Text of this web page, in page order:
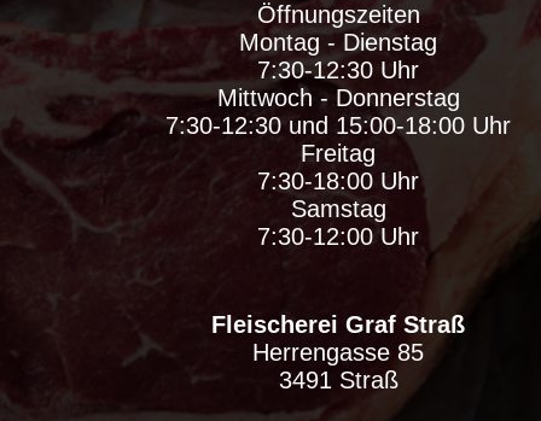
Öffnungszeiten
Montag - Dienstag
7:30-12:30 Uhr
Mittwoch - Donnerstag
7:30-12:30 und 15:00-18:00 Uhr
Freitag
7:30-18:00 Uhr
Samstag
7:30-12:00 Uhr
Fleischerei Graf Straß
Herrengasse 85
3491 Straß